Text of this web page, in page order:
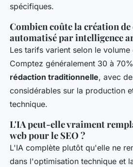
spécifiques.
Combien coûte la création de
automatisé par intelligence
Les tarifs varient selon le
Comptez généralement 30 à
rédaction traditionnelle, avec
considérables sur la production
technique.
L'IA peut-elle vraiment
web pour le SEO ?
L'IA complète plutôt qu'elle ne
dans l'optimisation technique et